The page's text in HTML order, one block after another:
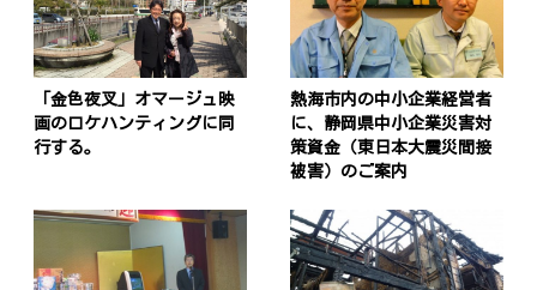
「金色夜叉」オマージュ映
画のロケハンティングに同
行する。
熱海市内の中小企業経営者
に、静岡県中小企業災害対
策資金（東日本大震災間接
被害）のご案内